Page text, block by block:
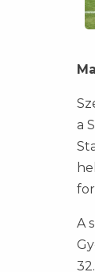
a
A